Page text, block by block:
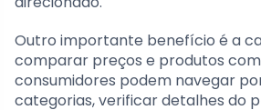
Outro importante benefício é a
comparar preços e produtos com
consumidores podem navegar
categorias, verificar detalhes do